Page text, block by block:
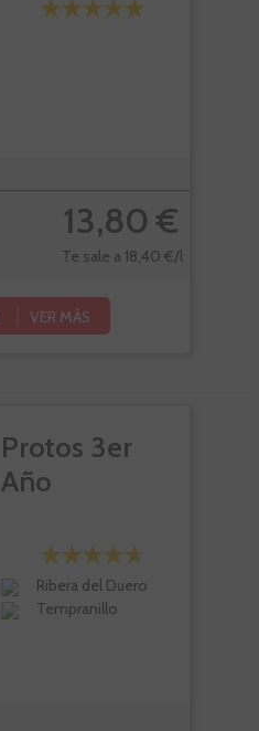
13,80 €
Te sale a 18,40 €/l
VER MÁS
Protos 3er
Año
Ribera del Duero
Tempranillo